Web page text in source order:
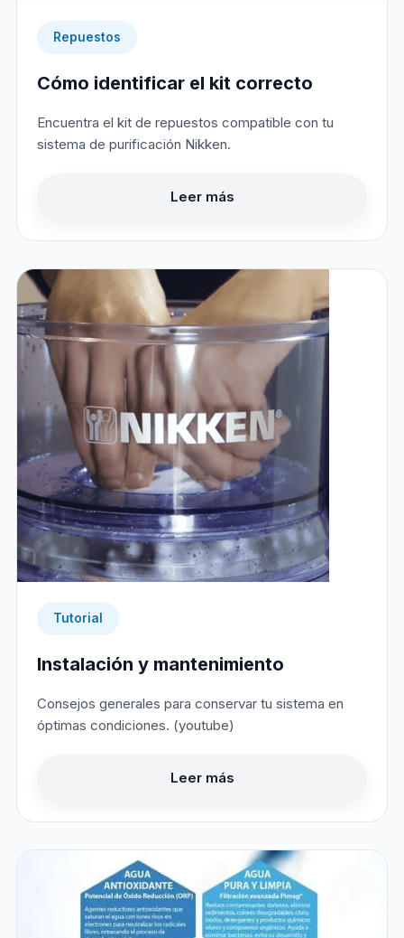
Repuestos
Cómo identificar el kit correcto
Encuentra el kit de repuestos compatible con tu
sistema de purificación Nikken.
Leer más
Tutorial
Instalación y mantenimiento
Consejos generales para conservar tu sistema en
óptimas condiciones. (youtube)
Leer más